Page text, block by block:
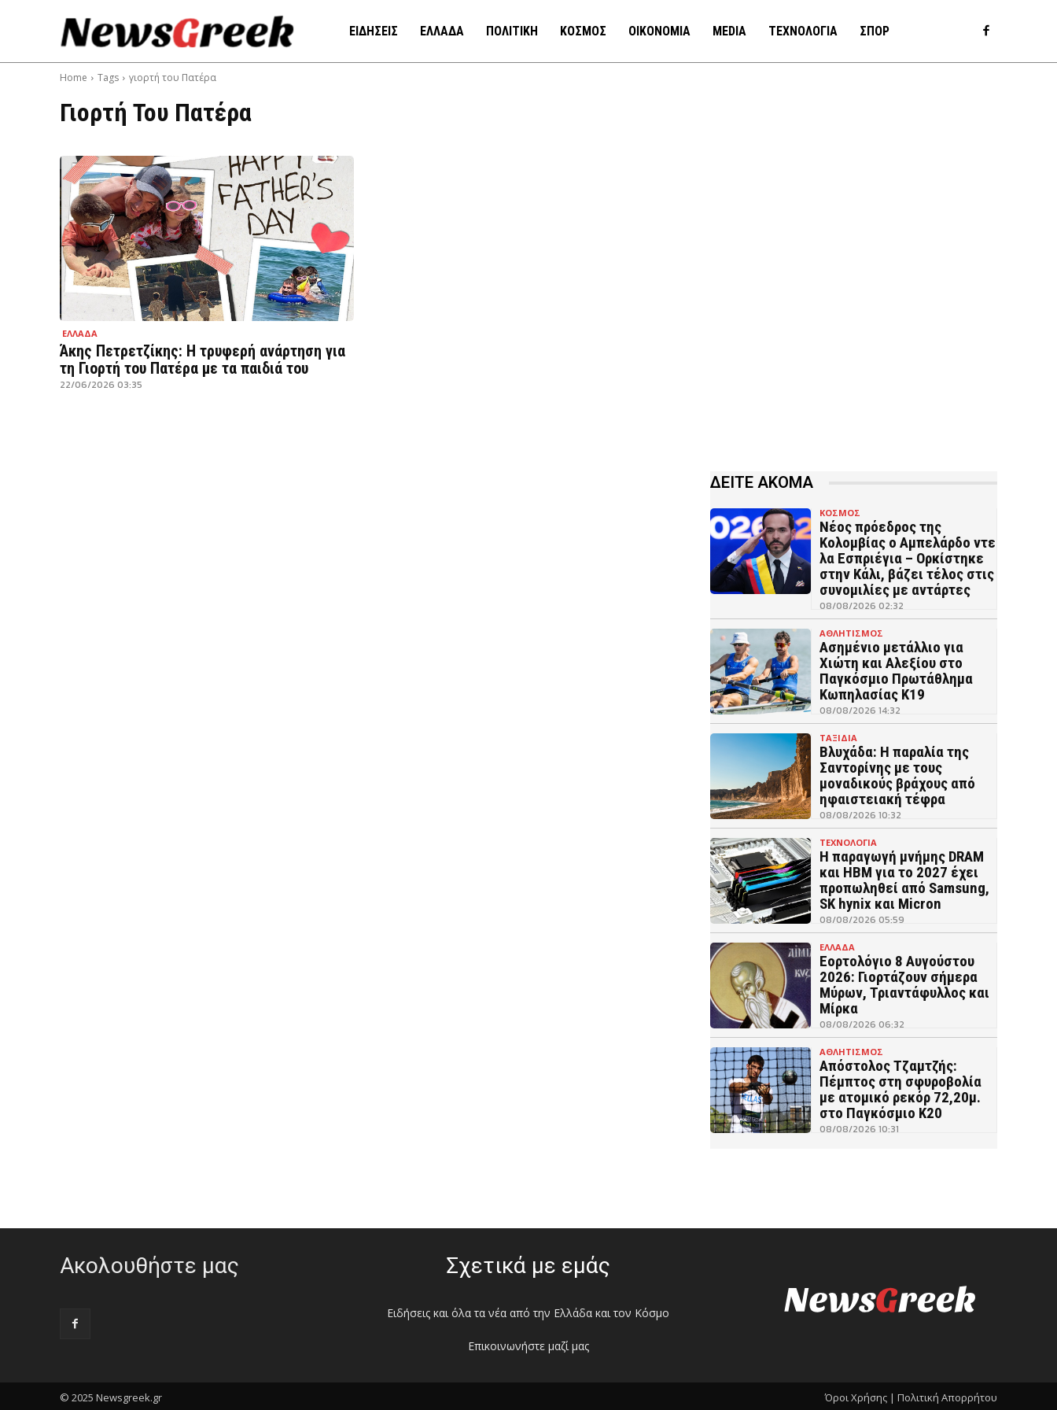
ΕΙΔΗΣΕΙΣ ΕΛΛΑΔΑ ΠΟΛΙΤΙΚΗ ΚΟΣΜΟΣ ΟΙΚΟΝΟΜΙΑ MEDIA ΤΕΧΝΟΛΟΓΙΑ ΣΠΟΡ
Home Tags γιορτή του Πατέρα
Γιορτή Του Πατέρα
ΕΛΛΑΔΑ
Άκης Πετρετζίκης: Η τρυφερή ανάρτηση για
τη Γιορτή του Πατέρα με τα παιδιά του
22/06/2026 03:35
ΔΕΙΤΕ ΑΚΟΜΑ
ΚΟΣΜΟΣ
Νέος πρόεδρος της
Κολομβίας ο Αμπελάρδο ντε
λα Εσπριέγια – Ορκίστηκε
στην Κάλι, βάζει τέλος στις
συνομιλίες με αντάρτες
08/08/2026 02:32
ΑΘΛΗΤΙΣΜΟΣ
Ασημένιο μετάλλιο για
Χιώτη και Αλεξίου στο
Παγκόσμιο Πρωτάθλημα
Κωπηλασίας Κ19
08/08/2026 14:32
ΤΑΞΙΔΙΑ
Βλυχάδα: Η παραλία της
Σαντορίνης με τους
μοναδικούς βράχους από
ηφαιστειακή τέφρα
08/08/2026 10:32
ΤΕΧΝΟΛΟΓΙΑ
Η παραγωγή μνήμης DRAM
και HBM για το 2027 έχει
προπωληθεί από Samsung,
SK hynix και Micron
08/08/2026 05:59
ΕΛΛΑΔΑ
Εορτολόγιο 8 Αυγούστου
2026: Γιορτάζουν σήμερα
Μύρων, Τριαντάφυλλος και
Μίρκα
08/08/2026 06:32
ΑΘΛΗΤΙΣΜΟΣ
Απόστολος Τζαμτζής:
Πέμπτος στη σφυροβολία
με ατομικό ρεκόρ 72,20μ.
στο Παγκόσμιο Κ20
08/08/2026 10:31
Ακολουθήστε μας Σχετικά με εμάς
Ειδήσεις και όλα τα νέα από την Ελλάδα και τον Κόσμο
Επικοινωνήστε μαζί μας
© 2025 Newsgreek.gr Όροι Χρήσης | Πολιτική Απορρήτου